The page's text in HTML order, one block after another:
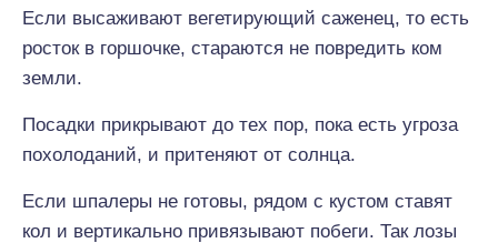
Если высаживают вегетирующий саженец, то есть
росток в горшочке, стараются не повредить ком
земли.
Посадки прикрывают до тех пор, пока есть угроза
похолоданий, и притеняют от солнца.
Если шпалеры не готовы, рядом с кустом ставят
кол и вертикально привязывают побеги. Так лозы